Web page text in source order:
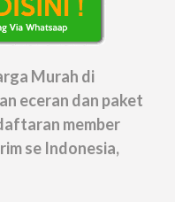
Murah di
eceran dan paket
member
se Indonesia,